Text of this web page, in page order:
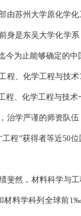
由苏州大学原化学
身是东吴大学化学
为止能够确定的中
程、化学工程与技
程、化学工程与技术
治学严谨的师资队
程”获得者等近50
斐然，材料科学与
材料学科列全球前